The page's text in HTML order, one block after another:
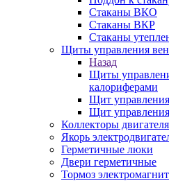
Стаканы ВКО
Стаканы ВКР
Стаканы
Щиты управления
Назад
Щиты
калориферами
Щит
Щит
Коллекторы
Якорь
Герметичные люки
Двери герметичные
Тормоз